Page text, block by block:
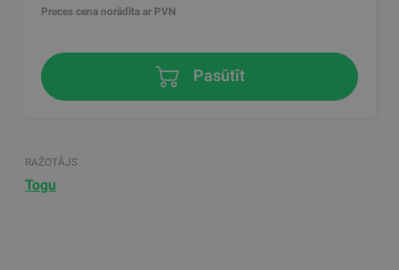
Preces cena norādīta ar PVN
Pasūtīt
RAŽOTĀJS
Togu